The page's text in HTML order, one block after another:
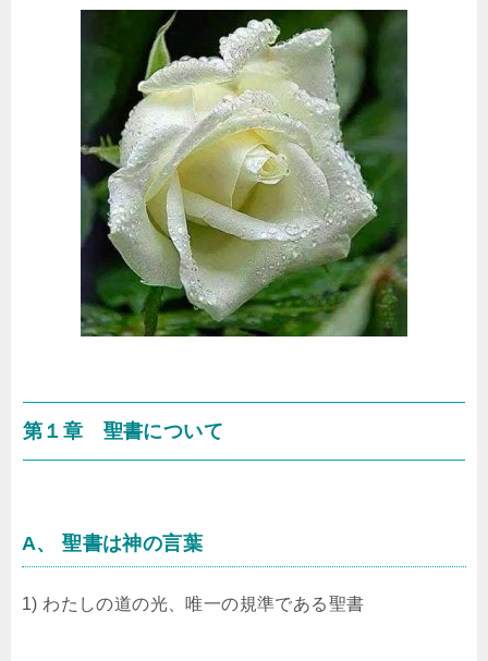
第１章 聖書について
A、 聖書は神の言葉
1) わたしの道の光、唯一の規準である聖書